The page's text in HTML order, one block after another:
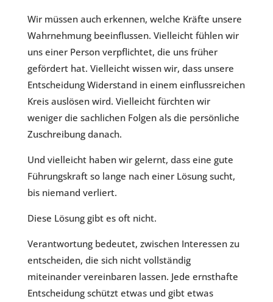
Wir müssen auch erkennen, welche Kräfte unsere
Wahrnehmung beeinflussen. Vielleicht fühlen wir
uns einer Person verpflichtet, die uns früher
gefördert hat. Vielleicht wissen wir, dass unsere
Entscheidung Widerstand in einem einflussreichen
Kreis auslösen wird. Vielleicht fürchten wir
weniger die sachlichen Folgen als die persönliche
Zuschreibung danach.
Und vielleicht haben wir gelernt, dass eine gute
Führungskraft so lange nach einer Lösung sucht,
bis niemand verliert.
Diese Lösung gibt es oft nicht.
Verantwortung bedeutet, zwischen Interessen zu
entscheiden, die sich nicht vollständig
miteinander vereinbaren lassen. Jede ernsthafte
Entscheidung schützt etwas und gibt etwas